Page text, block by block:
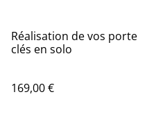
Réalisation de vos porte
clés en solo
169,00 €